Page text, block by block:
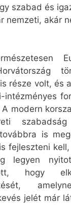
szabad és
nemzeti, akár
része volt, és
intézményes
modern
is
fejleszteni
legyen
hogy
jelét már